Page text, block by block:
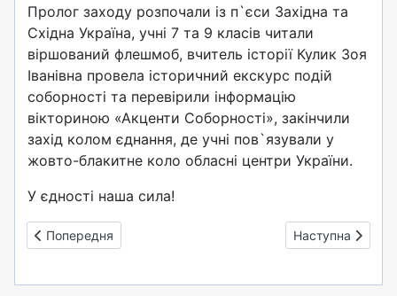
Пролог заходу розпочали із п`єси Західна та
Східна Україна, учні 7 та 9 класів читали
віршований флешмоб, вчитель історії Кулик Зоя
Іванівна провела історичний екскурс подій
соборності та перевірили інформацію
вікториною «Акценти Соборності», закінчили
захід колом єднання, де учні пов`язували у
жовто-блакитне коло обласні центри України.
У єдності наша сила!
Попередня стаття: День затвердження державного
Попередня Наступна
Наступна